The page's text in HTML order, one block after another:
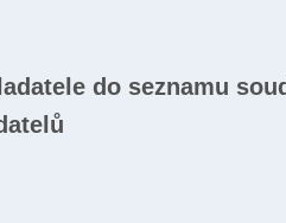
do seznamu